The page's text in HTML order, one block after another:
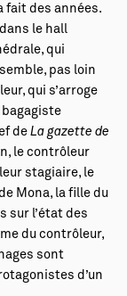
fait des années.
le hall
qui
pas loin
qui s’arroge
bagagiste
de La gazette de
le contrôleur
stagiaire, le
Mona, la fille du
sur l’état des
du contrôleur,
sont
d’un